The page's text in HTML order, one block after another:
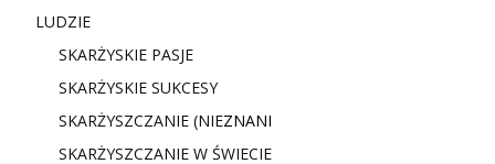
LUDZIE
SKARŻYSKIE PASJE
SKARŻYSKIE SUKCESY
SKARŻYSZCZANIE (NIEZNANI
SKARŻYSZCZANIE W ŚWIECIE